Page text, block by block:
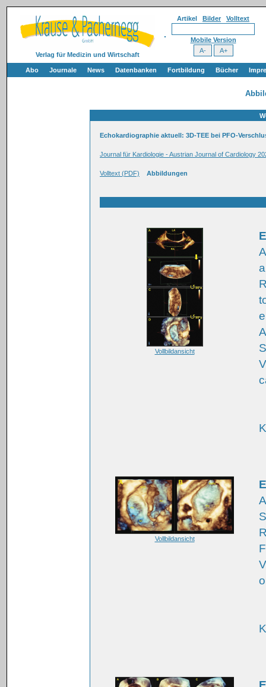
Verlag für Medizin und Wirtschaft
Artikel Bilder Volltext
Mobile Version
Abo Journale News Datenbanken Fortbildung Bücher
Echokardiographie aktuell: 3D-TEE bei PFO-
Journal für Kardiologie - Austrian Journal of Cardiology
Volltext (PDF) Abbildungen
Vollbildansicht
Vollbildansicht